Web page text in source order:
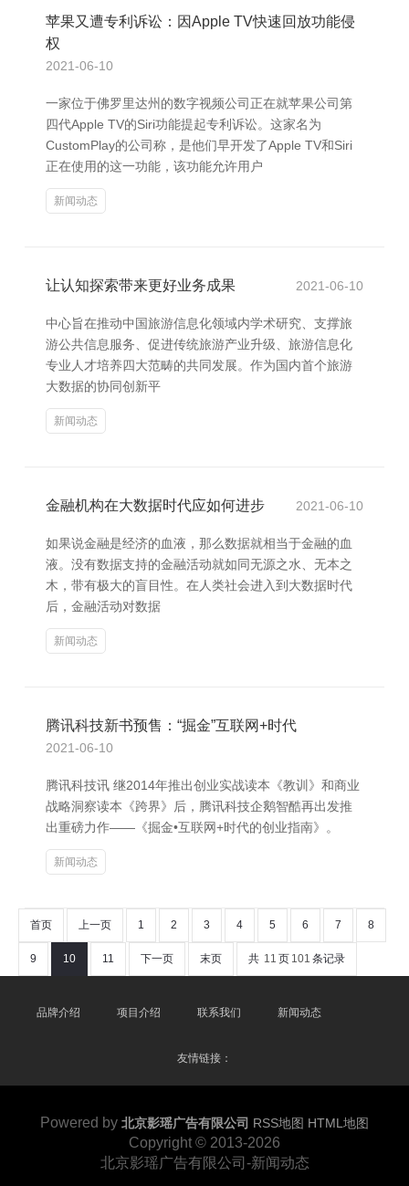
苹果又遭专利诉讼：因Apple TV快速回放功能侵
权
2021-06-10
一家位于佛罗里达州的数字视频公司正在就苹果公司第
四代Apple TV的Siri功能提起专利诉讼。这家名为
CustomPlay的公司称，是他们早开发了Apple TV和Siri
正在使用的这一功能，该功能允许用户
新闻动态
让认知探索带来更好业务成果 2021-06-10
中心旨在推动中国旅游信息化领域内学术研究、支撑旅
游公共信息服务、促进传统旅游产业升级、旅游信息化
专业人才培养四大范畴的共同发展。作为国内首个旅游
大数据的协同创新平
新闻动态
金融机构在大数据时代应如何进步 2021-06-10
如果说金融是经济的血液，那么数据就相当于金融的血
液。没有数据支持的金融活动就如同无源之水、无本之
木，带有极大的盲目性。在人类社会进入到大数据时代
后，金融活动对数据
新闻动态
腾讯科技新书预售：“掘金”互联网+时代
2021-06-10
腾讯科技讯 继2014年推出创业实战读本《教训》和商业
战略洞察读本《跨界》后，腾讯科技企鹅智酷再出发推
出重磅力作——《掘金•互联网+时代的创业指南》。
新闻动态
首页 上一页 1 2 3 4 5 6 7 8
9 10 11 下一页 末页 共 11 页 101 条记录
品牌介绍 项目介绍 联系我们 新闻动态
友情链接：
Powered by 北京影瑶广告有限公司 RSS地图 HTML地图
Copyright © 2013-2026
北京影瑶广告有限公司-新闻动态